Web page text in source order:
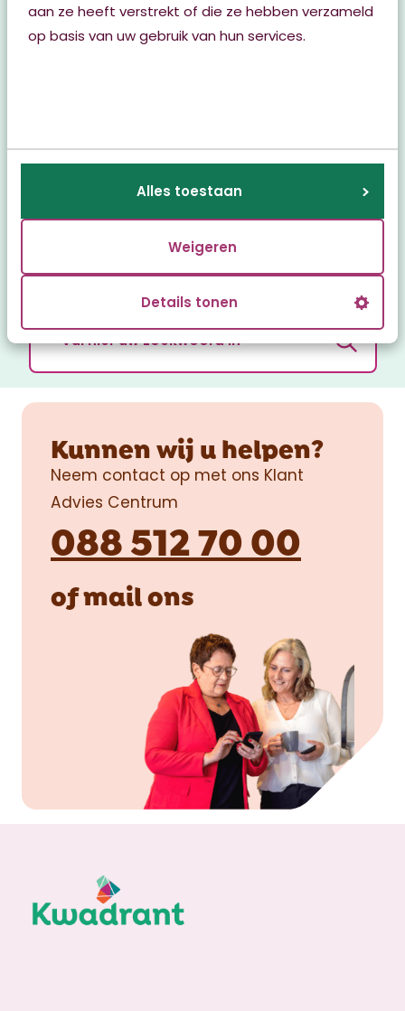
aan ze heeft verstrekt of die ze hebben verzameld
op basis van uw gebruik van hun services.
Alles toestaan
Weigeren
Details tonen
Zorg thuis
Woonzorglocaties
Kwaliteitsbeeld
Zoeken:
Zoeken
Kunnen wij u helpen?
Neem contact op met ons Klant
Advies Centrum
088 512 70 00
ofmailons